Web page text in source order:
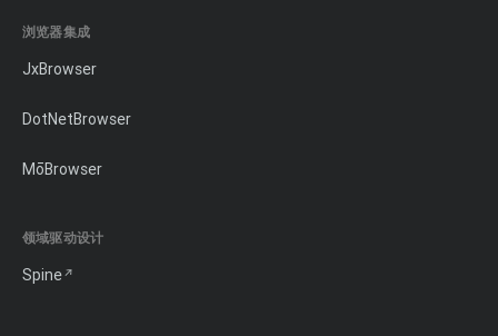
浏览器集成
JxBrowser
DotNetBrowser
MōBrowser
领域驱动设计
Spine